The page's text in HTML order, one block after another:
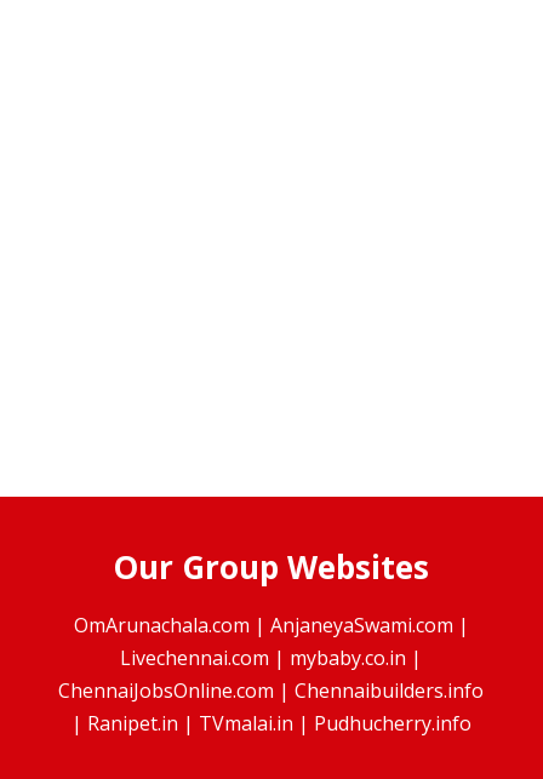
Our Group Websites
OmArunachala.com | AnjaneyaSwami.com |
Livechennai.com | mybaby.co.in |
ChennaiJobsOnline.com |Chennaibuilders.info
| Ranipet.in | TVmalai.in | Pudhucherry.info